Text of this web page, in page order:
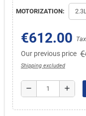
MOTORIZATION:
€612.00
Our previous price
Shipping excluded
remove add